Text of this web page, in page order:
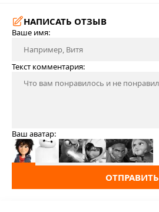
НАПИСАТЬ ОТЗЫВ
Ваше имя:
Текст комментария:
Ваш аватар:
ОТПРАВИТЬ